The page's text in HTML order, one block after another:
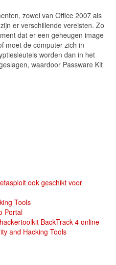
zowel van Office 2007 als
er verschillende vereisten. Zo
dat er een geheugen image
moet de computer zich in
worden dan in het
waardoor Passware Kit
tool wapent bedrijven tegen hackers
ook geschikt voor
Tools
Portal
BackTrack 4 online
and Hacking Tools